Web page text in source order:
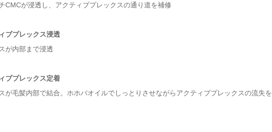
CMCが浸透し、アクティブプレックスの通り道を補修
ブプレックス浸透
が内部まで浸透
ブプレックス定着
が毛髪内部で結合。ホホバオイルでしっとりさせながらアクティブプレックスの流失を